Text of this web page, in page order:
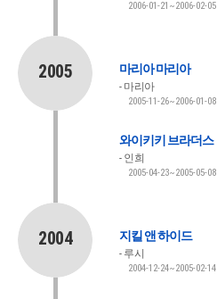
2006-01-21~2006-02-05
2005 마리아 마리아
마리아
2005-11-26~2006-01-08
와이키키 브라더스
인희
2005-04-23~2005-05-08
2004 지킬 앤 하이드
루시
2004-12-24~2005-02-14